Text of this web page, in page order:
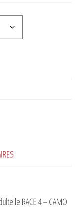
le RACE 4 – CAMO